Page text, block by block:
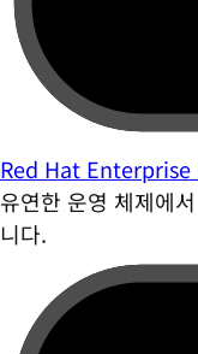
Red Hat
유연한 운영 체제에
니다.